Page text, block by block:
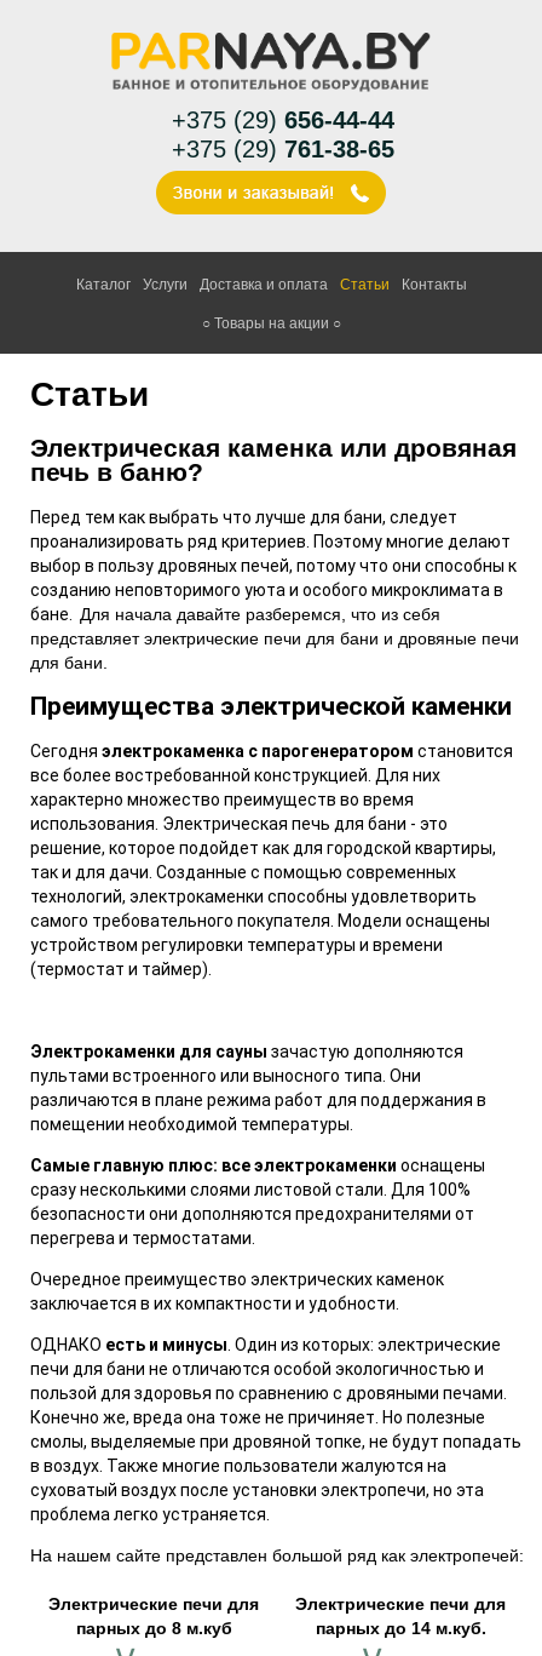
+375 (29) 656-44-44
+375 (29) 761-38-65
Каталог Услуги Доставка и оплата Статьи Контакты
○ Товары на акции ○
Статьи
Электрическая каменка или дровяная
печь в баню?
Перед тем как выбрать что лучше для бани, следует
проанализировать ряд критериев. Поэтому многие делают
выбор в пользу дровяных печей, потому что они способны к
созданию неповторимого уюта и особого микроклимата в
бане. Для начала давайте разберемся, что из себя
представляетэлектрические печи для бани и дровяные печи
для бани
Преимущества электрической каменки
Сегодня электрокаменка с парогенератором становится
все более востребованной конструкцией. Для них
характерно множество преимуществ во время
использования. Электрическая печь для бани - это
решение, которое подойдет как для городской квартиры,
так и для дачи. Созданные с помощью современных
технологий, электрокаменки способны удовлетворить
самого требовательного покупателя. Модели оснащены
устройством регулировки температуры и времени
(термостат и таймер).
Электрокаменки для сауны зачастую дополняются
пультами встроенного или выносного типа. Они
различаются в плане режима работ для поддержания в
помещении необходимой температуры.
Самые главную плюс: все электрокаменки оснащены
сразу несколькими слоями листовой стали. Для 100%
безопасности они дополняются предохранителями от
перегрева и термостатами.
Очередное преимущество электрических каменок
заключается в их компактности и удобности.
ОДНАКО есть и минусы . Один из которых: электрические
печи для бани не отличаются особой экологичностью и
пользой для здоровья по сравнению с дровяными печами.
Конечно же, вреда она тоже не причиняет. Но полезные
смолы, выделяемые при дровяной топке, не будут попадать
в воздух. Также многие пользователи жалуются на
суховатый воздух после установки электропечи, но эта
проблема легко устраняется.
На нашем сайте представлен большой ряд как электропечей:
Электрические печи для
парных до 8 м.куб
Электрические печи для
парных до 14 м.куб.